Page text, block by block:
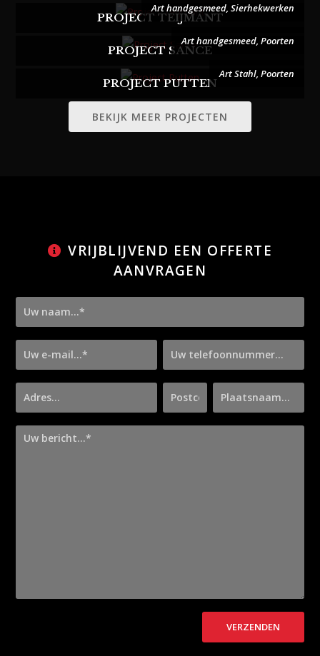
PROJECT TEIJMANT
Art handgesmeed, Sierhekwerken
PROJECT SANCE
Art handgesmeed, Poorten
PROJECT PUTTEN
Art Stahl, Poorten
BEKIJK MEER PROJECTEN
VRIJBLIJVEND EEN OFFERTE
AANVRAGEN